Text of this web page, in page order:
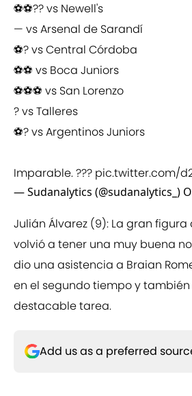
⚽️⚽️?️?️ vs Newell's
— vs Arsenal de Sarandí
⚽️?️ vs Central Córdoba
⚽️⚽️ vs Boca Juniors
⚽️⚽️⚽️ vs San Lorenzo
?️ vs Talleres
⚽️?️ vs Argentinos Juniors
Imparable. ??? pic.twitter.com/
— Sudanalytics (@sudanalytics_)
Julián Álvarez (9): La gran
volvió a tener una muy buena
dio una asistencia a Braian
en el segundo tiempo y
destacable tarea.
Add us as a preferred